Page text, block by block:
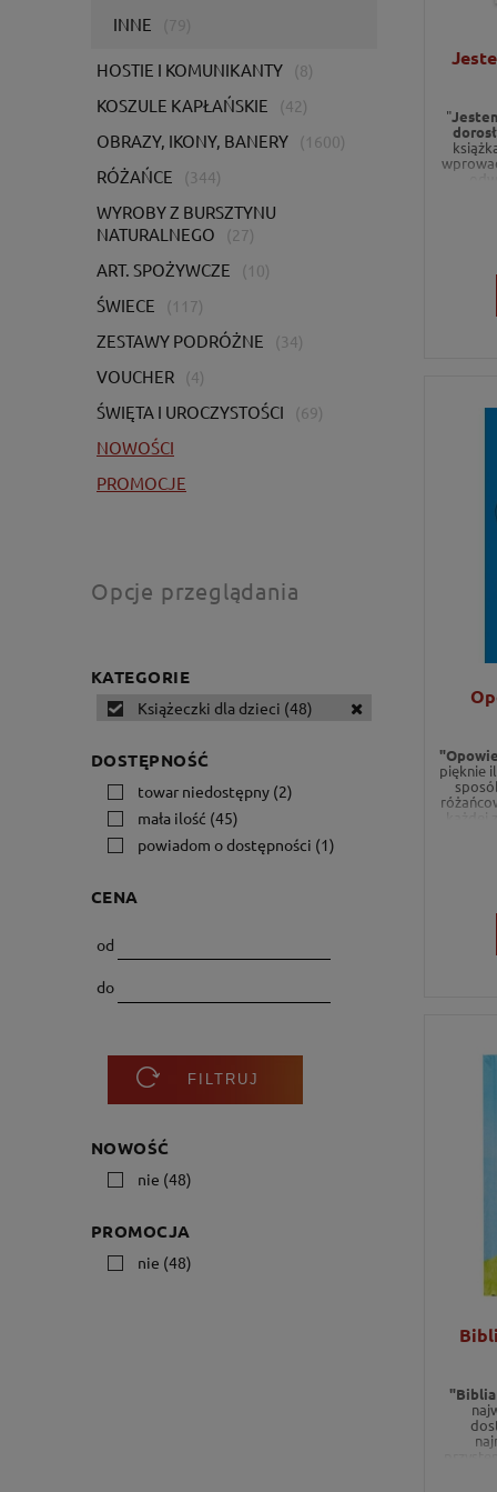
INNE
HOSTIE I KOMUNIKANTY (8)
KOSZULE KAPŁAŃSKIE (42)
OBRAZY, IKONY, BANERY (1600)
RÓŻAŃCE (344)
WYROBY Z BURSZTYNU
NATURALNEGO
(27)
ART. SPOŻYWCZE (10)
ŚWIECE (117)
ZESTAWY PODRÓŻNE (34)
VOUCHER (4)
ŚWIĘTA I UROCZYSTOŚCI (69)
NOWOŚCI
PROMOCJE
Opcje przeglądania
KATEGORIE
Książeczki dla dzieci (48)
DOSTĘPNOŚĆ
towar niedostępny (2)
mała ilość (45)
powiadom o dostępności (1)
CENA
od
do
FILTRUJ
NOWOŚĆ
nie (48)
PROMOCJA
nie (48)
"
Nią
pięknie